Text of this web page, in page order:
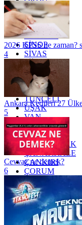
OSMANİYE
RİZE
SAKARYA
SAMSUN
SİNOP
SİVAS
SİİRT
TEKİRDAĞ
TOKAT
TRABZON
TUNCELİ
UŞAK
VAN
YALOVA
YOZGAT
ZONGULDAK
ÇANAKKALE
ÇANKIRI
ÇORUM
İSTANBUL
İZMİR
ŞANLIURFA
ŞIRNAK
2026 KPSS ne zaman?
4
Ankara Kedileri 27
5
Cevvaz ne demek?
6